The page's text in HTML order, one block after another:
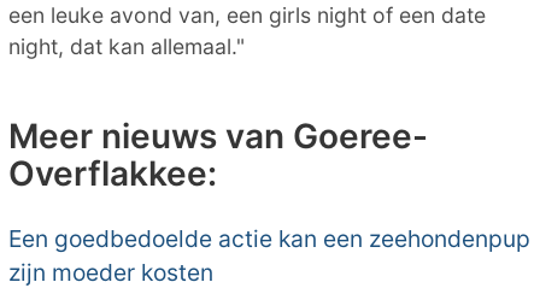
een leuke avond van, een girls night of een date
night, dat kan allemaal."
Meer nieuws van Goeree-
Overflakkee:
Een goedbedoelde actie kan een zeehondenpup
zijn moeder kosten